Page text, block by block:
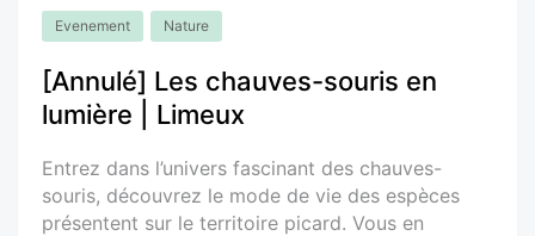
Evenement Nature
[Annulé] Les chauves-souris en
lumière | Limeux
Entrez dans l’univers fascinant des chauves-
souris, découvrez le mode de vie des espèces
présentent sur le territoire picard. Vous en